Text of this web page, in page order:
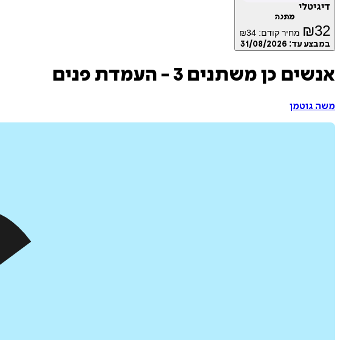
דיגיטלי
מתנה
₪32 מחיר קודם: ₪34
במבצע עד: 31/08/2026
אנשים כן משתנים 3 - העמדת פנים
משה גוטמן